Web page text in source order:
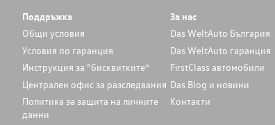
Поддръжка
Общи условия
Условия по гаранция
Инструкция за “бисквитките”
Централен офис за разследвания
Политика за защита на личните
данни
За нас
Das WeltAuto България
Das WeltAuto гаранция
FirstClass автомобили
Das Blog и новини
Контакти